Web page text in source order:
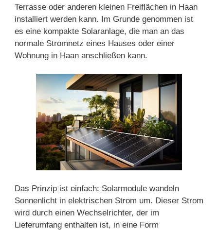
Terrasse oder anderen kleinen Freiflächen in Haan
installiert werden kann. Im Grunde genommen ist
es eine kompakte Solaranlage, die man an das
normale Stromnetz eines Hauses oder einer
Wohnung in Haan anschließen kann.
Das Prinzip ist einfach: Solarmodule wandeln
Sonnenlicht in elektrischen Strom um. Dieser Strom
wird durch einen Wechselrichter, der im
Lieferumfang enthalten ist, in eine Form